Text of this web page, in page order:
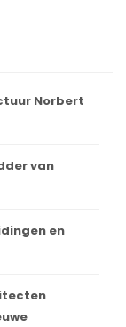
Norbert
van
en